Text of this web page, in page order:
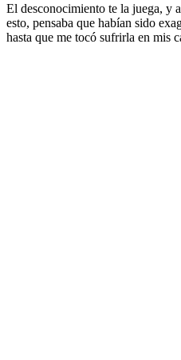
El desconocimiento te la juega, y
esto, pensaba que habían sido
hasta que me tocó sufrirla en mis